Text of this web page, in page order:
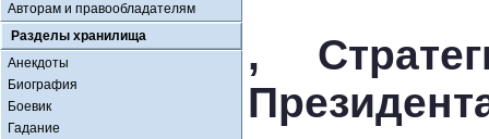
Авторам и правообладателям
Разделы хранилища
Анекдоты
Биография
Боевик
Гадание
,